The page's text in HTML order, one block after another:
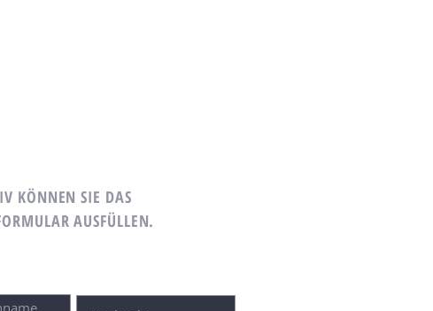
KÖNNEN SIE DAS
AUSFÜLLEN.